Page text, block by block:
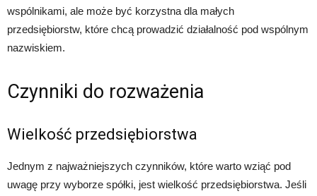
wspólnikami, ale może być korzystna dla małych
przedsiębiorstw, które chcą prowadzić działalność pod wspólnym
nazwiskiem.
Czynniki do rozważenia
Wielkość przedsiębiorstwa
Jednym z najważniejszych czynników, które warto wziąć pod
uwagę przy wyborze spółki, jest wielkość przedsiębiorstwa. Jeśli